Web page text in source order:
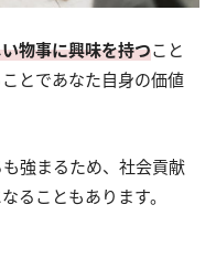
物事に興味を持つこと
とであなた自身の価値
強まるため、社会貢献
ることもあります。